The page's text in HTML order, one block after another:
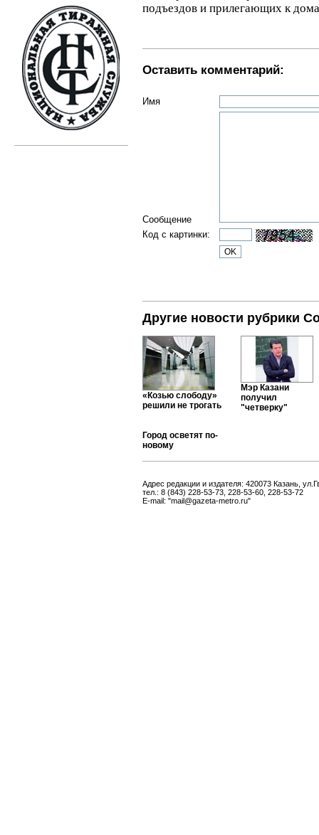
подъездов и прилегающих к
Оставить комментарий:
Имя
Сообщение
Код с картинки:
Другие новости рубрики
«Козью слободу»
решили не трогать
Мэр Казани
получил
"четверку"
Город осветят по-
новому
Адрес редакции и издателя: 420073 Казань,
тел.: 8 (843) 228-53-73, 228-53-60, 228-53-72
E-mail: "mail@gazeta-metro.ru"